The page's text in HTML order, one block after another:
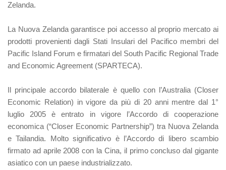
Zelanda.
La Nuova Zelanda garantisce poi accesso al proprio mercato ai
prodotti provenienti dagli Stati Insulari del Pacifico membri del
Pacific Island Forum e firmatari del South Pacific Regional Trade
and Economic Agreement (SPARTECA).
Il principale accordo bilaterale è quello con l’Australia (Closer
Economic Relation) in vigore da più di 20 anni mentre dal 1°
luglio 2005 è entrato in vigore l’Accordo di cooperazione
economica (“Closer Economic Partnership”) tra Nuova Zelanda
e Tailandia. Molto significativo è l’Accordo di libero scambio
firmato ad aprile 2008 con la Cina, il primo concluso dal gigante
asiatico con un paese industrializzato.